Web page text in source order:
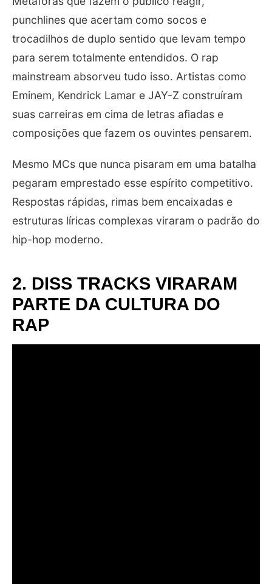
punchlines que acertam como socos e
trocadilhos de duplo sentido que levam tempo
para serem totalmente entendidos. O rap
mainstream absorveu tudo isso. Artistas como
Eminem, Kendrick Lamar e JAY-Z construíram
suas carreiras em cima de letras afiadas e
composições que fazem os ouvintes pensarem.
Mesmo MCs que nunca pisaram em uma batalha
pegaram emprestado esse espírito competitivo.
Respostas rápidas, rimas bem encaixadas e
estruturas líricas complexas viraram o padrão do
hip-hop moderno.
2. DISS TRACKS VIRARAM
PARTE DA CULTURA DO
RAP